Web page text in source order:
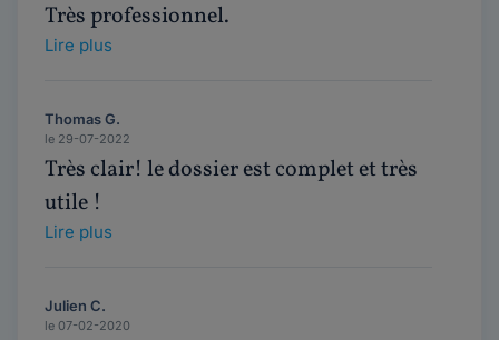
Très professionnel.
Lire plus
Thomas G.
le 29-07-2022
Très clair! le dossier est complet et très
utile !
Lire plus
Julien C.
le 07-02-2020